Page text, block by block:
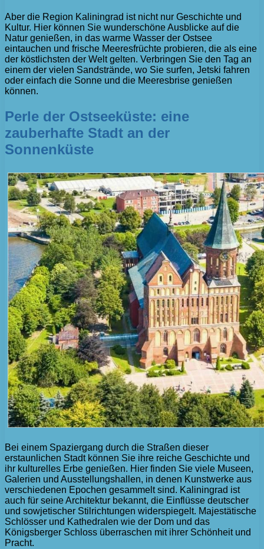
Aber die Region Kaliningrad ist nicht nur Geschichte und
Kultur. Hier können Sie wunderschöne Ausblicke auf die
Natur genießen, in das warme Wasser der Ostsee
eintauchen und frische Meeresfrüchte probieren, die als eine
der köstlichsten der Welt gelten. Verbringen Sie den Tag an
einem der vielen Sandstrände, wo Sie surfen, Jetski fahren
oder einfach die Sonne und die Meeresbrise genießen
können.
Perle der Ostseeküste: eine
zauberhafte Stadt an der
Sonnenküste
Bei einem Spaziergang durch die Straßen dieser
erstaunlichen Stadt können Sie ihre reiche Geschichte und
ihr kulturelles Erbe genießen. Hier finden Sie viele Museen,
Galerien und Ausstellungshallen, in denen Kunstwerke aus
verschiedenen Epochen gesammelt sind. Kaliningrad ist
auch für seine Architektur bekannt, die Einflüsse deutscher
und sowjetischer Stilrichtungen widerspiegelt. Majestätische
Schlösser und Kathedralen wie der Dom und das
Königsberger Schloss überraschen mit ihrer Schönheit und
Pracht.